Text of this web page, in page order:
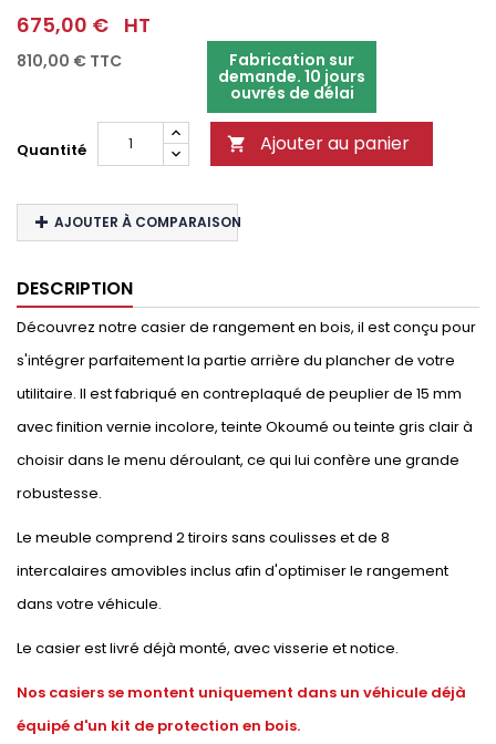
675,00 € HT
810,00 € TTC Fabrication sur
demande. 10 jours
ouvrés de délai
Quantité  Ajouter au panier
AJOUTER À COMPARAISON
DESCRIPTION
Découvrez notre casier de rangement en bois, il est conçu pour
s'intégrer parfaitement la partie arrière du plancher de votre
utilitaire. Il est fabriqué en contreplaqué de peuplier de 15 mm
avec finition vernie incolore, teinte Okoumé ou teinte gris clair à
choisir dans le menu déroulant, ce qui lui confère une grande
robustesse.
Le meuble comprend 2 tiroirs sans coulisses et de 8
intercalaires amovibles inclus afin d'optimiser le rangement
dans votre véhicule.
Le casier est livré déjà monté, avec visserie et notice.
Nos casiers se montent uniquement dans un véhicule déjà
équipé d'un kit de protection en bois.